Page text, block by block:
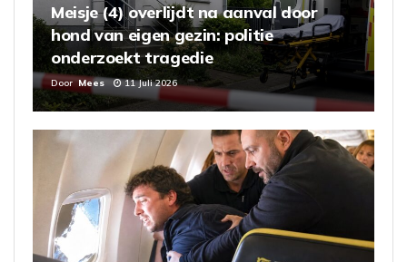
Meisje (4) overlijdt na aanval door
hond van eigen gezin: politie
onderzoekt tragedie
Door Mees 11 Juli 2026